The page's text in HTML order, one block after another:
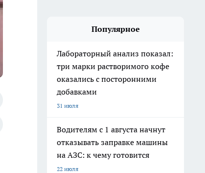
Популярное
Лабораторный анализ показал:
три марки растворимого кофе
оказались с посторонними
добавками
31 июля
Водителям с 1 августа начнут
отказывать заправке машины
на АЗС: к чему готовится
22 июля